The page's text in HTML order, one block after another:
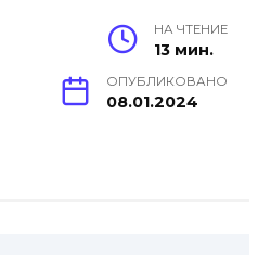
НА ЧТЕНИЕ
13 мин.
ОПУБЛИКОВАНО
08.01.2024